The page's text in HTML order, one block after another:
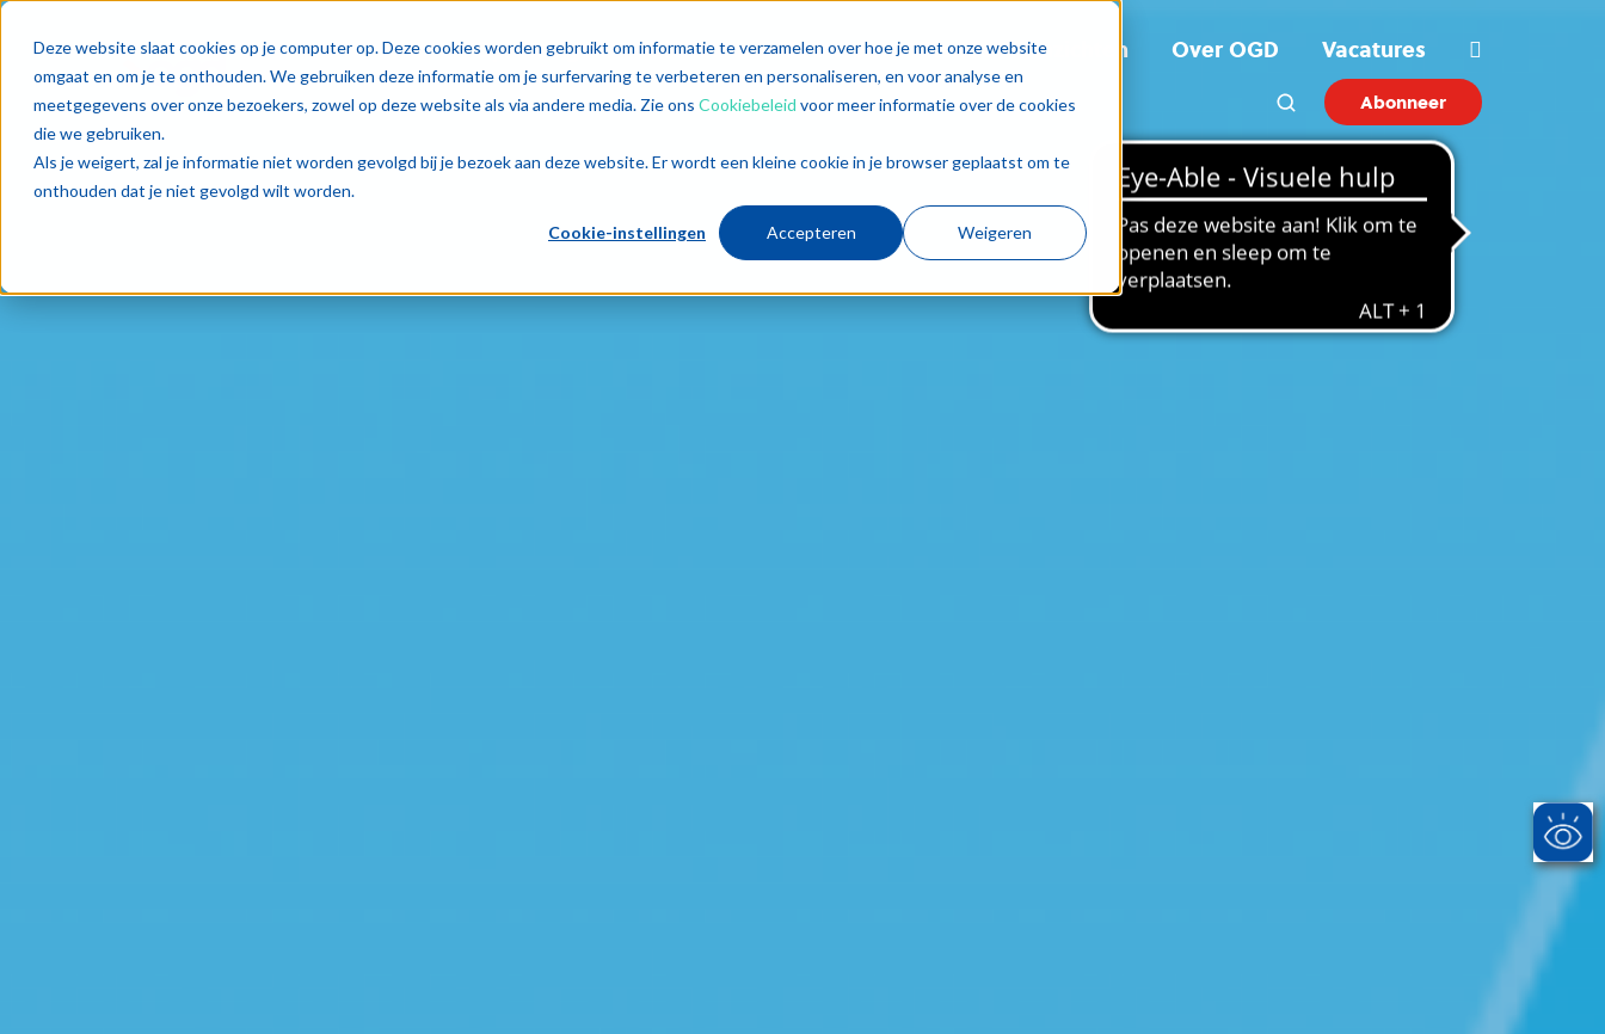
Deze website slaat cookies op je computer op. Deze cookies worden gebruikt om informatie te verzamelen over hoe je met onze website
omgaat en om je te onthouden. We gebruiken deze informatie om je surfervaring te verbeteren en personaliseren, en voor analyse en
meetgegevens over onze bezoekers, zowel op deze website als via andere media. Zie ons Cookiebeleid voor meer informatie over de cookies
die we gebruiken.
Als je weigert, zal je informatie niet worden gevolgd bij je bezoek aan deze website. Er wordt een kleine cookie in je browser geplaatst om te
onthouden dat je niet gevolgd wilt worden.
Cookie-instellingen Accepteren Weigeren
Oplossingen Diensten Sectoren Trends Inzichten Over OGD Vacatures
Abonneer